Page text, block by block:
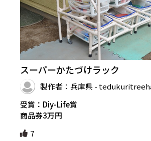
スーパーかたづけラック
製作者：兵庫県 -
受賞：Diy-Life賞
商品券3万円
7